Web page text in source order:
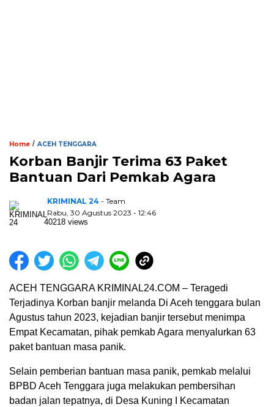
Home / ACEH TENGGARA
Korban Banjir Terima 63 Paket
Bantuan Dari Pemkab Agara
KRIMINAL 24 - Team
Rabu, 30 Agustus 2023 - 12:46
40218 views
ACEH TENGGARA KRIMINAL24.COM – Teragedi
Terjadinya Korban banjir melanda Di Aceh tenggara bulan
Agustus tahun 2023, kejadian banjir tersebut menimpa
Empat Kecamatan, pihak pemkab Agara menyalurkan 63
paket bantuan masa panik.
Selain pemberian bantuan masa panik, pemkab melalui
BPBD Aceh Tenggara juga melakukan pembersihan
badan jalan tepatnya, di Desa Kuning I Kecamatan